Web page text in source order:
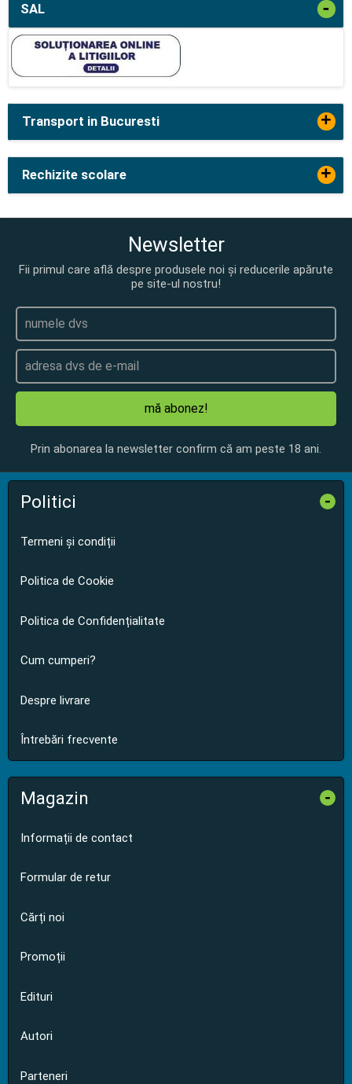
SAL -
Transport in Bucuresti +
Rechizite scolare +
Newsletter
Fii primul care află despre produsele noi și reducerile apărute
pe site-ul nostru!
mă abonez!
Prin abonarea la newsletter confirm că am peste 18 ani.
Politici -
Termeni și condiții
Politica de Cookie
Politica de Confidențialitate
Cum cumperi?
Despre livrare
Întrebări frecvente
Magazin -
Informații de contact
Formular de retur
Cărți noi
Promoții
Edituri
Autori
Parteneri